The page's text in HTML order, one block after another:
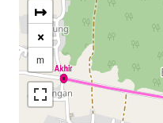
↦
×
m